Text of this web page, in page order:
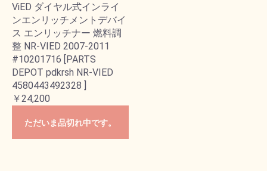
ViED ダイヤル式インライ
ンエンリッチメントデバイ
ス エンリッチナー 燃料調
整 NR-VIED 2007-2011
#10201716 [PARTS
DEPOT pdkrsh NR-VIED
4580443492328 ]
￥24,200
ただいま品切れ中です。